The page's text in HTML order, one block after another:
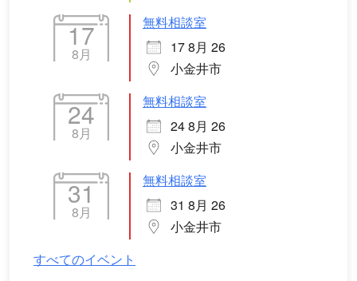
17
8月
無料相談室
17 8月 26
小金井市
24
8月
無料相談室
24 8月 26
小金井市
31
8月
無料相談室
31 8月 26
小金井市
すべてのイベント